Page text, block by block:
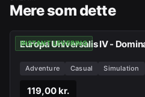
Mere som dette
INSTANT LEVERING
Europa Universalis IV -
Adventure Casual Simulation
119,00 kr.